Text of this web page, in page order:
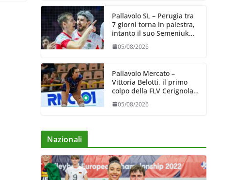
Pallavolo SL – Perugia tra
7 giorni torna in palestra,
intanto il suo Semeniuk
festeggia il bis in VNL
05/08/2026
Pallavolo Mercato –
Vittoria Belotti, il primo
colpo della FLV Cerignola:
esperienza e qualità al
centro
05/08/2026
Nazionali